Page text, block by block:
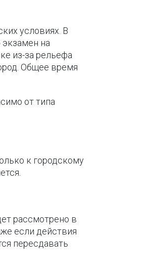
условиях. В
на
из-за рельефа
Общее время
от типа
к городскому
рассмотрено в
если действия
пересдавать